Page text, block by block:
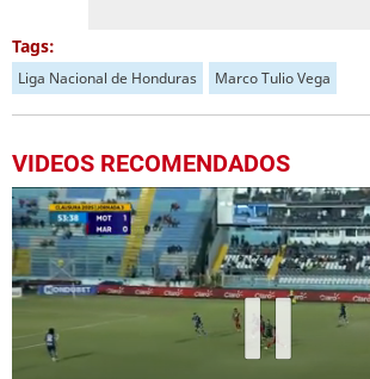
Tags:
Liga Nacional de Honduras Marco Tulio Vega
VIDEOS RECOMENDADOS